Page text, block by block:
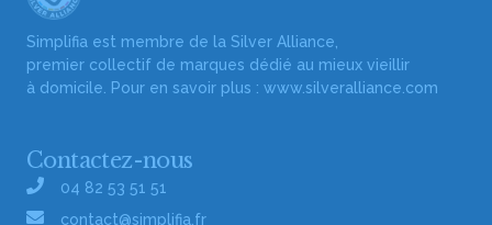
Simplifia est membre de la Silver Alliance,
premier collectif de marques dédié au mieux vieillir
à domicile. Pour en savoir plus : www.silveralliance.com
Contactez-nous
04 82 53 51 51
contact@simplifia.fr